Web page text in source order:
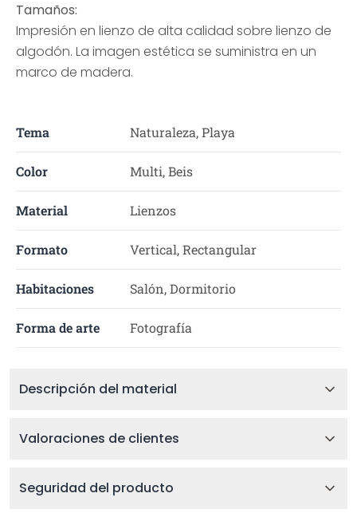
Tamaños:
Impresión en lienzo de alta calidad sobre lienzo de
algodón. La imagen estética se suministra en un
marco de madera.
Tema Naturaleza, Playa
Color Multi, Beis
Material Lienzos
Formato Vertical, Rectangular
Habitaciones Salón, Dormitorio
Forma de arte Fotografía
Descripción del material
Valoraciones de clientes
Seguridad del producto